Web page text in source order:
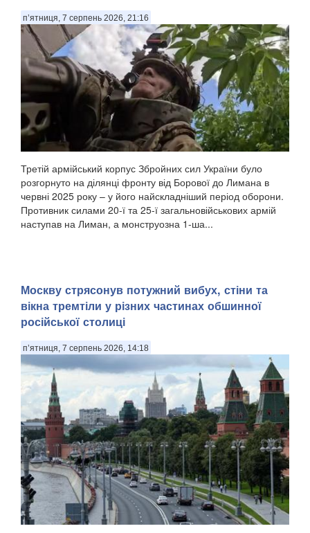
п’ятниця, 7 серпень 2026, 21:16
Третій армійський корпус Збройних сил України було
розгорнуто на ділянці фронту від Борової до Лимана в
червні 2025 року – у його найскладніший період оборони.
Противник силами 20-ї та 25-ї загальновійськових армій
наступав на Лиман, а монструозна 1-ша...
Москву стрясонув потужний вибух, стіни та
вікна тремтіли у різних частинах обшинної
російської столиці
п’ятниця, 7 серпень 2026, 14:18